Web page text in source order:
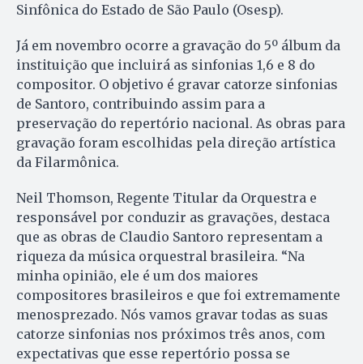
Sinfônica do Estado de São Paulo (Osesp).
Já em novembro ocorre a gravação do 5º álbum da
instituição que incluirá as sinfonias 1,6 e 8 do
compositor. O objetivo é gravar catorze sinfonias
de Santoro, contribuindo assim para a
preservação do repertório nacional. As obras para
gravação foram escolhidas pela direção artística
da Filarmônica.
Neil Thomson, Regente Titular da Orquestra e
responsável por conduzir as gravações, destaca
que as obras de Claudio Santoro representam a
riqueza da música orquestral brasileira. “Na
minha opinião, ele é um dos maiores
compositores brasileiros e que foi extremamente
menosprezado. Nós vamos gravar todas as suas
catorze sinfonias nos próximos três anos, com
expectativas que esse repertório possa se